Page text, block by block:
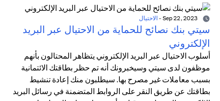
- الاحتيال
سيتي بنك نصائح للحماية من الاحتيال عبر البريد
الإلكتروني
أسلوب الاحتيال عبر البريد الإلكتروني يتظاهر المحتالون بأنهم
موظفون لدى سيتي وسيخبرونك أنه تم حظر بطاقتك الائتمانية
بسبب معاملات غير مصرح بها. سيطلبون منك إعادة تنشيط
بطاقتك عن طريق النقر على الروابط المتضمنة في رسائل البريد